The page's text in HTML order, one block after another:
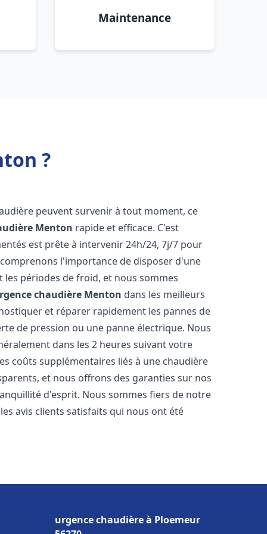
Maintenance
?
peuvent survenir à tout moment, ce
Menton rapide et efficace. C'est
est prête à intervenir 24h/24, 7j/7 pour
l'importance de disposer d'une
périodes de froid, et nous sommes
chaudière Menton dans les meilleurs
et réparer rapidement les pannes de
de pression ou une panne électrique. Nous
dans les 2 heures suivant votre
coûts supplémentaires liés à une chaudière
et nous offrons des garanties sur nos
d'esprit. Nous sommes fiers de notre
avis clients satisfaits qui nous ont été
urgence chaudière à Ploemeur